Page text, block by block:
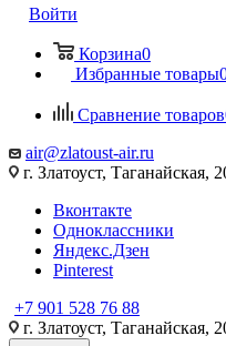
Войти
Корзина0
Избранные товары
Сравнение товаров
air@zlatoust-air.ru
г. Златоуст, Таганайская,
Вконтакте
Одноклассники
Яндекс.Дзен
Pinterest
+7 901 528 76 88
г. Златоуст, Таганайская,